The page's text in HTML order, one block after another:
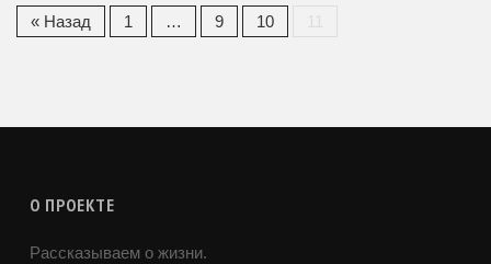
« Назад 1 … 9 10
О ПРОЕКТЕ
Рассказываем о жизни.